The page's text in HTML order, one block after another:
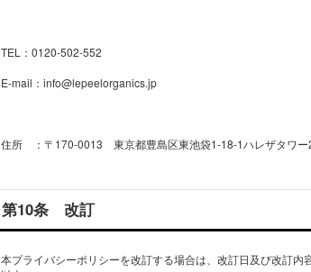
TEL：0120-502-552
E-mail：info@lepeelorganics.jp
第10条 改訂
本プライバシーポリシーを改訂する場合は、改訂日及び改訂内